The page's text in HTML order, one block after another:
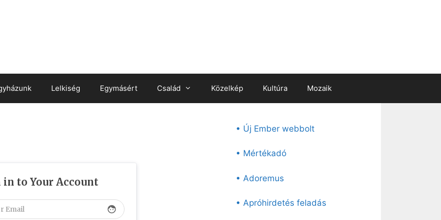
Lelkiség Egymásért Család Közelkép Kultúra Mozaik
in to Your Account
face
• Új Ember webbolt
• Mértékadó
• Adoremus
• Apróhirdetés feladás